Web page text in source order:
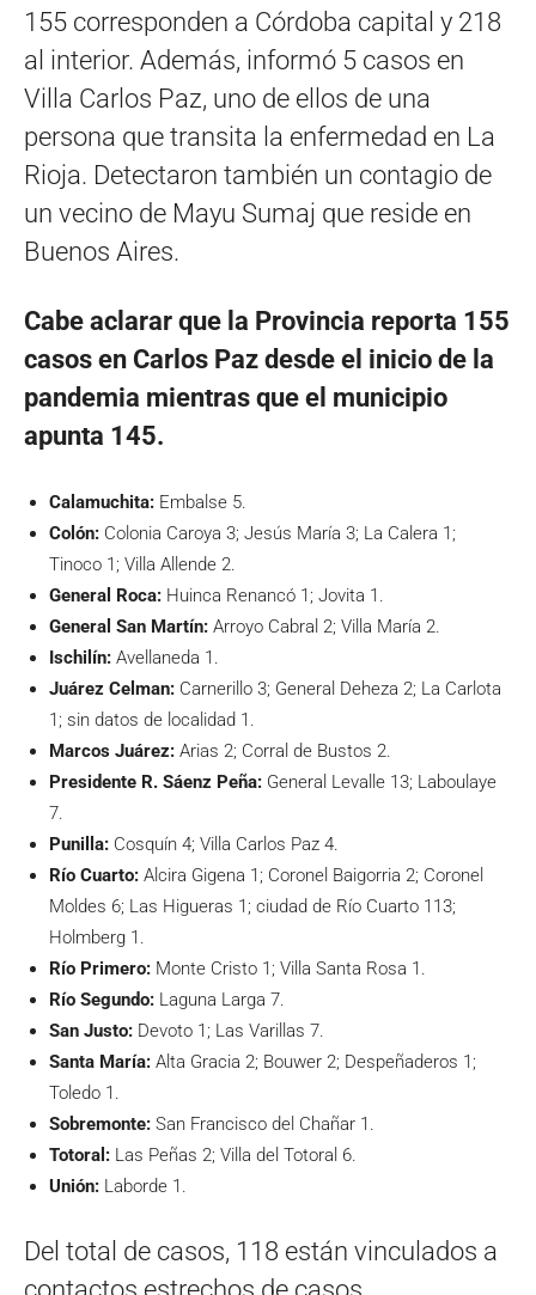
155 corresponden a Córdoba capital y 218
al interior. Además, informó 5 casos en
Villa Carlos Paz, uno de ellos de una
persona que transita la enfermedad en La
Rioja. Detectaron también un contagio de
un vecino de Mayu Sumaj que reside en
Buenos Aires.
Cabe aclarar que la Provincia reporta 155
casos en Carlos Paz desde el inicio de la
pandemia mientras que el municipio
apunta 145.
Calamuchita: Embalse 5.
Colón: Colonia Caroya 3; Jesús María 3; La Calera 1;
Tinoco 1; Villa Allende 2.
General Roca: Huinca Renancó 1; Jovita 1.
General San Martín: Arroyo Cabral 2; Villa María 2.
Ischilín: Avellaneda 1.
Juárez Celman: Carnerillo 3; General Deheza 2; La Carlota
1; sin datos de localidad 1.
Marcos Juárez: Arias 2; Corral de Bustos 2.
Presidente R. Sáenz Peña: General Levalle 13; Laboulaye
7.
Punilla: Cosquín 4; Villa Carlos Paz 4.
Río Cuarto: Alcira Gigena 1; Coronel Baigorria 2; Coronel
Moldes 6; Las Higueras 1; ciudad de Río Cuarto 113;
Holmberg 1.
Río Primero: Monte Cristo 1; Villa Santa Rosa 1.
Río Segundo: Laguna Larga 7.
San Justo: Devoto 1; Las Varillas 7.
Santa María: Alta Gracia 2; Bouwer 2; Despeñaderos 1;
Toledo 1.
Sobremonte: San Francisco del Chañar 1.
Totoral: Las Peñas 2; Villa del Totoral 6.
Unión: Laborde 1.
Del total de casos, 118 están vinculados a